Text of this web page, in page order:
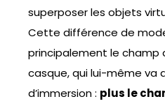
superposer les objets
Cette différence de
principalement le champ
casque, qui lui-même va
d’immersion : plus le